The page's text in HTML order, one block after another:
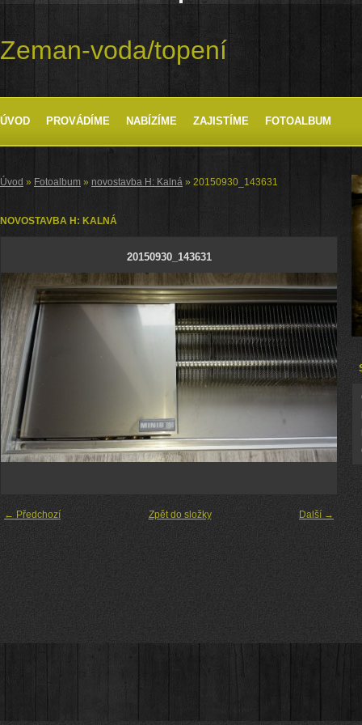
Zeman-voda/topení
ÚVOD PROVÁDÍME NABÍZÍME ZAJISTÍME FOTOALBUM
Úvod » Fotoalbum » novostavba H: Kalná » 20150930_143631
NOVOSTAVBA H: KALNÁ
20150930_143631
← Předchozí Další →
Zpět do složky